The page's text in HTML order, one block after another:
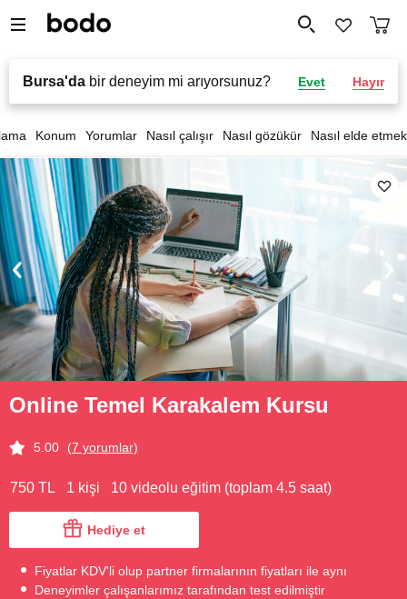
Bursa'da bir deneyim mi arıyorsunuz? Evet Hayır
Konum Yorumlar Nasıl çalışır Nasıl gözükür Nasıl elde etmek
Online Temel Karakalem Kursu
5.00 (7 yorumlar)
750 TL 1 kişi 10 videolu eğitim (toplam 4.5 saat)
Hediye et
Fiyatlar KDV'li olup partner firmalarının fiyatları ile aynı
Deneyimler çalışanlarımız tarafından test edilmiştir